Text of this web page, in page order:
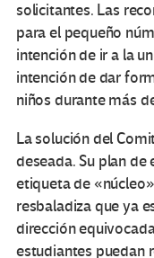
solicitantes. Las
para el pequeño
intención de ir a la
intención de dar
niños durante más
La solución del
deseada. Su plan
etiqueta de
resbaladiza que ya
dirección
estudiantes puedan